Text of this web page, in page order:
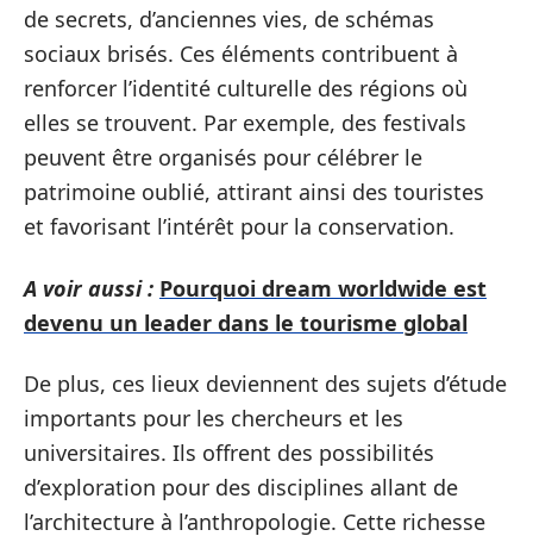
de secrets, d’anciennes vies, de schémas
sociaux brisés. Ces éléments contribuent à
renforcer l’identité culturelle des régions où
elles se trouvent. Par exemple, des festivals
peuvent être organisés pour célébrer le
patrimoine oublié, attirant ainsi des touristes
et favorisant l’intérêt pour la conservation.
A voir aussi : Pourquoi dream worldwide est
devenu un leader dans le tourisme global
De plus, ces lieux deviennent des sujets d’étude
importants pour les chercheurs et les
universitaires. Ils offrent des possibilités
d’exploration pour des disciplines allant de
l’architecture à l’anthropologie. Cette richesse